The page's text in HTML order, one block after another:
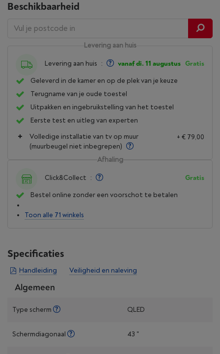
Beschikbaarheid
Levering aan huis
Levering aan huis : vanaf di. 11 augustus Gratis
Geleverd in de kamer en op de plek van je keuze
Terugname van je oude toestel
Uitpakken en ingebruikstelling van het toestel
Eerste test en uitleg van experten
Volledige installatie van tv op muur
(muurbeugel niet inbegrepen)
+ € 79,00
Afhaling
Click&Collect : Gratis
Bestel online zonder een voorschot te betalen
Toon alle 71 winkels
Specificaties
Handleiding Veiligheid en naleving
Algemeen
Type scherm QLED
Schermdiagonaal 43 "